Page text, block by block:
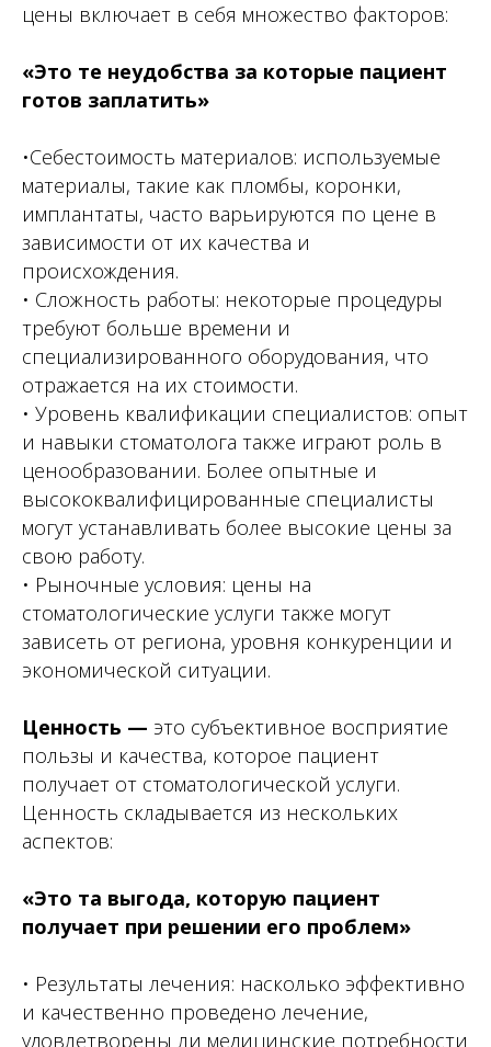
цены включает в себя множество факторов:
«Это те неудобства за которые пациент
готов заплатить»
•Себестоимость материалов: используемые
материалы, такие как пломбы, коронки,
имплантаты, часто варьируются по цене в
зависимости от их качества и
происхождения.
• Сложность работы: некоторые процедуры
требуют больше времени и
специализированного оборудования, что
отражается на их стоимости.
• Уровень квалификации специалистов: опыт
и навыки стоматолога также играют роль в
ценообразовании. Более опытные и
высококвалифицированные специалисты
могут устанавливать более высокие цены за
свою работу.
• Рыночные условия: цены на
стоматологические услуги также могут
зависеть от региона, уровня конкуренции и
экономической ситуации.
Ценность — это субъективное восприятие
пользы и качества, которое пациент
получает от стоматологической услуги.
Ценность складывается из нескольких
аспектов:
«Это та выгода, которую пациент
получает при решении его проблем»
• Результаты лечения: насколько эффективно
и качественно проведено лечение,
удовлетворены ли медицинские потребности